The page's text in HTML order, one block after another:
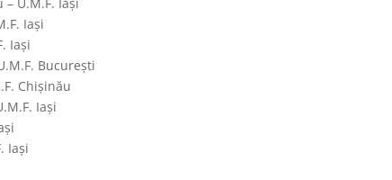
U.M.F. Iași
Iași
Iași
București
Chișinău
Iași
Iași